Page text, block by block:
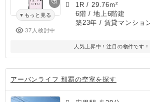
もっと見る
37人検討中
1R / 29.76m²
6階 / 地上6階建
築23年 / 賃貸マンショ
人気上昇中！注目の物件です！
アーバンライフ 那覇の空室を探す